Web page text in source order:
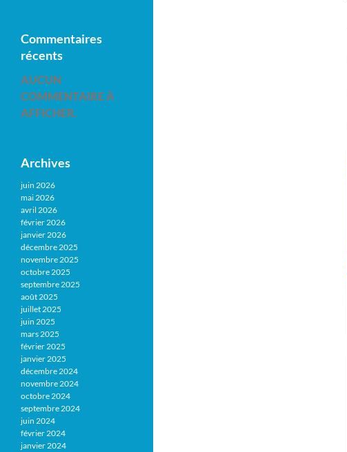
Commentaires
récents
AUCUN
COMMENTAIRE À
AFFICHER.
Archives
juin 2026
mai 2026
avril 2026
février 2026
janvier 2026
décembre 2025
novembre 2025
octobre 2025
septembre 2025
août 2025
juillet 2025
juin 2025
mars 2025
février 2025
janvier 2025
décembre 2024
novembre 2024
octobre 2024
septembre 2024
juin 2024
février 2024
janvier 2024